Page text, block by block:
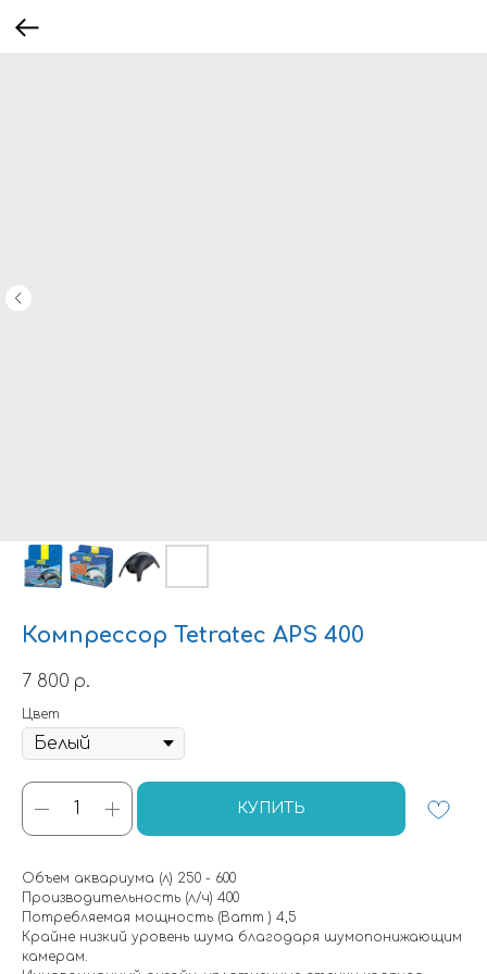
Компрессор Tetratec АРS 400
7 800 р.
Цвет
КУПИТЬ
Объем аквариума (л) 250 - 600
Производительность (л/ч) 400
Потребляемая мощность (Ватт ) 4,5
Крайне низкий уровень шума благодаря шумопонижающим
камерам.